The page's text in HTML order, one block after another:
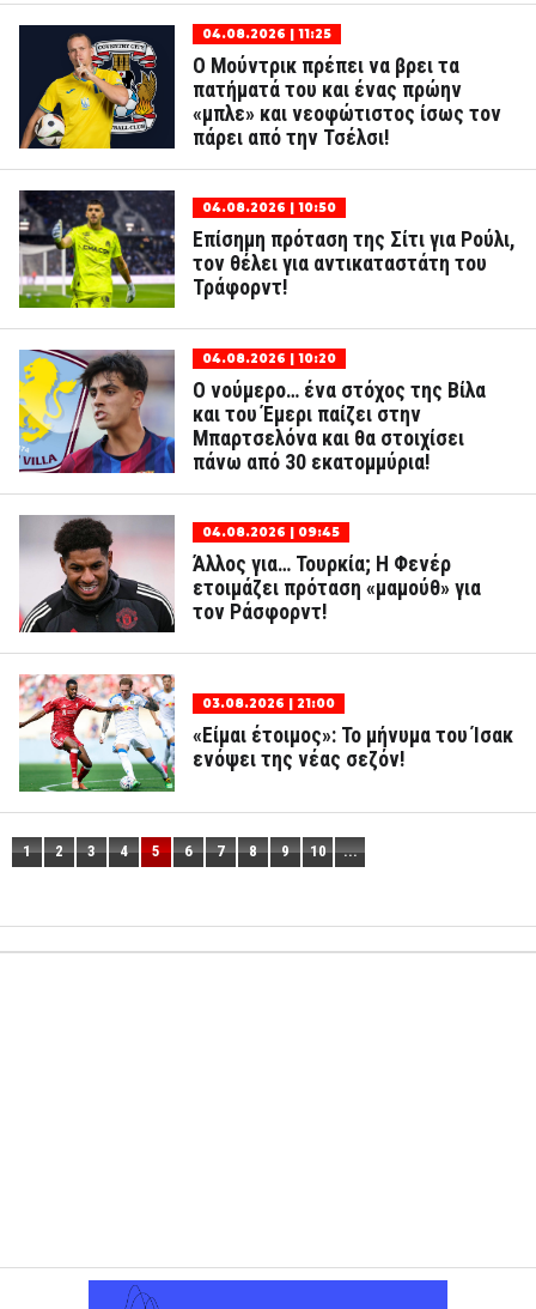
04.08.2026 | 11:25
Ο Μούντρικ πρέπει να βρει τα
πατήματά του και ένας πρώην
«μπλε» και νεοφώτιστος ίσως τον
πάρει από την Τσέλσι!
04.08.2026 | 10:50
Επίσημη πρόταση της Σίτι για Ρούλι,
τον θέλει για αντικαταστάτη του
Τράφορντ!
04.08.2026 | 10:20
Ο νούμερο… ένα στόχος της Βίλα
και του Έμερι παίζει στην
Μπαρτσελόνα και θα στοιχίσει
πάνω από 30 εκατομμύρια!
04.08.2026 | 09:45
Άλλος για… Τουρκία; Η Φενέρ
ετοιμάζει πρόταση «μαμούθ» για
τον Ράσφορντ!
03.08.2026 | 21:00
«Είμαι έτοιμος»: Το μήνυμα του Ίσακ
ενόψει της νέας σεζόν!
1 2 3 4 5 6 7 8 9 10 ...